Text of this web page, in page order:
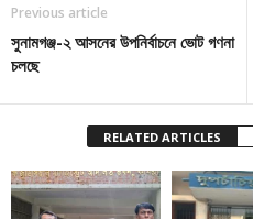
Previous article
সুনামগঞ্জ-২ আসনের উপনির্বাচনে ভোট গণনা
চলছে
RELATED ARTICLES